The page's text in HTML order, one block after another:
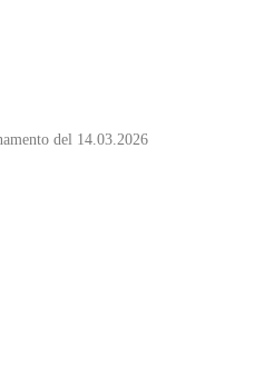
del 14.03.2026